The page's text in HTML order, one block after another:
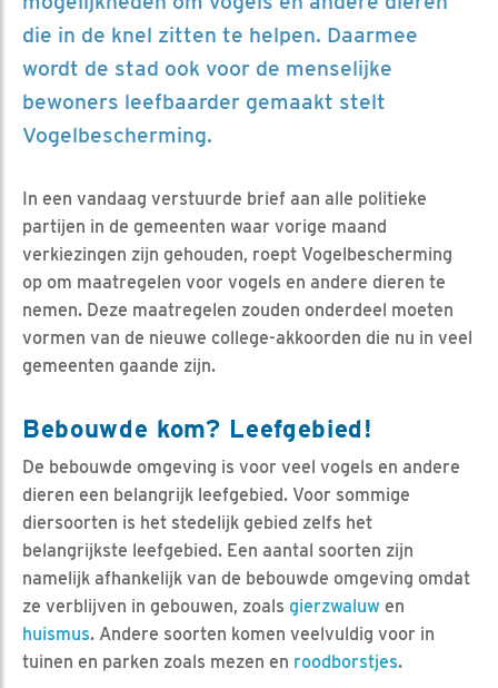
die in de knel zitten te helpen. Daarmee
wordt de stad ook voor de menselijke
bewoners leefbaarder gemaakt stelt
Vogelbescherming.
In een vandaag verstuurde brief aan alle politieke
partijen in de gemeenten waar vorige maand
verkiezingen zijn gehouden, roept Vogelbescherming
op om maatregelen voor vogels en andere dieren te
nemen. Deze maatregelen zouden onderdeel moeten
vormen van de nieuwe college-akkoorden die nu in veel
gemeenten gaande zijn.
Bebouwde kom? Leefgebied!
De bebouwde omgeving is voor veel vogels en andere
dieren een belangrijk leefgebied. Voor sommige
diersoorten is het stedelijk gebied zelfs het
belangrijkste leefgebied. Een aantal soorten zijn
namelijk afhankelijk van de bebouwde omgeving omdat
ze verblijven in gebouwen, zoals gierzwaluw en
huismus. Andere soorten komen veelvuldig voor in
tuinen en parken zoals mezen en roodborstjes.